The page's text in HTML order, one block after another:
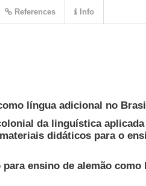
língua adicional no
da linguística
didáticos para o
ensino de alemão
References Info